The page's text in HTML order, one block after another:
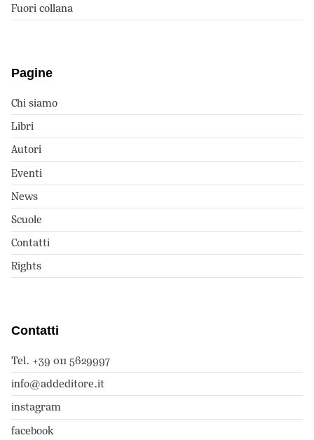
Fuori collana
Pagine
Chi siamo
Libri
Autori
Eventi
News
Scuole
Contatti
Rights
Contatti
Tel. +39 011 5629997
info@addeditore.it
instagram
facebook